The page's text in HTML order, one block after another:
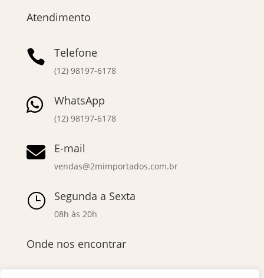
Atendimento
 Telefone
(12) 98197-6178
 WhatsApp
(12) 98197-6178
 E-mail
vendas@2mimportados.com.br
} Segunda a Sexta
08h às 20h
Onde nos encontrar